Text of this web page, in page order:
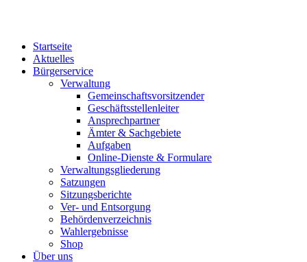
Startseite
Aktuelles
Bürgerservice
Verwaltung
Gemeinschaftsvorsitzender
Geschäftsstellenleiter
Ansprechpartner
Ämter & Sachgebiete
Aufgaben
Online-Dienste & Formulare
Verwaltungsgliederung
Satzungen
Sitzungsberichte
Ver- und Entsorgung
Behördenverzeichnis
Wahlergebnisse
Shop
Über uns